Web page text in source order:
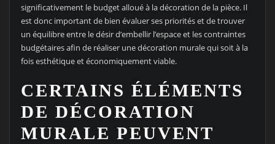
significativement le budget alloué à la décoration de la pièce. Il
est donc important de bien évaluer ses priorités et de trouver
un équilibre entre le désir d’embellir l’espace et les contraintes
budgétaires afin de réaliser une décoration murale qui soit à la
fois esthétique et économiquement viable.
CERTAINS ÉLÉMENTS
DE DÉCORATION
MURALE PEUVENT